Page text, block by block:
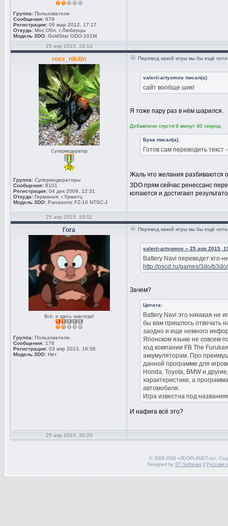
Группа: Пользователи
Сообщения: 679
Регистрация: 06 мар 2012, 17:17
Откуда: Мос.Обл. г.Люберцы
Модель 3DO: GoldStar GDO-101M
25 апр 2015, 18:10
ross_nikitin
Супермодератор
Группа: Супермодераторы
Сообщения: 8101
Регистрация: 04 дек 2009, 12:31
Откуда: Германия, г.Урмитц
Модель 3DO: Panasonic FZ-10 NTSC-J
Перевод какой игры вы бы ещё
valerii-artyomov писал(а):
сайт вообще шик!
Я тоже пару раз в нём шарился.
Добавлено спустя 9 минут 40 секунд:
Бука писал(а):
Готов сам переводить
Жаль что желания разбиваются
3DO прям сейчас ренессанс
копаются и достигают
25 апр 2015, 19:11
Гога
Всё, я здесь навсегда!
Группа: Пользователи
Сообщения: 176
Регистрация: 03 апр 2013, 16:56
Модель 3DO: Нет
Перевод какой игры вы бы ещё
valerii-artyomov » 25 апр 2015,
Battery Navi переведет кто-
http://pscd.ru/games/3do/
Зачем?
Цитата:
Battery Navi это никакая не
бы вам пришлось отвечать
заодно и еще немного
Японском языке не совсем
ход компании FB The
аккумуляторам. Про
данной программе для
Honda, Toyota, BMW и
характеристики, а
автомобиля.
Игра известна под
И нафига всё это?
25 апр 2015, 20:20
© 2008-2026 «3DOPLANET.ru».
Designed by ST Software Русская